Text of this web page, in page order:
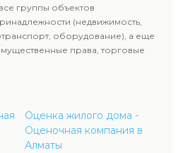
группы объектов
(недвижимость,
оборудование), а еще
права, торговые
Оценка жилого дома -
Оценочная компания в
Алматы